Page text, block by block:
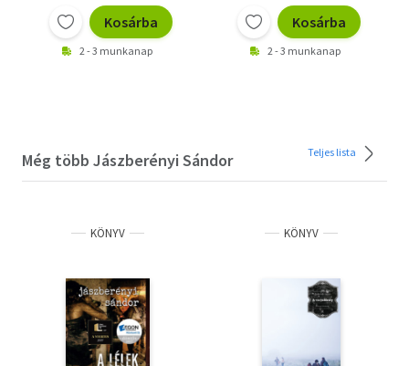
Kosárba
2 - 3 munkanap
Kosárba
2 - 3 munkanap
Még több Jászberényi Sándor Teljes lista
KÖNYV KÖNYV